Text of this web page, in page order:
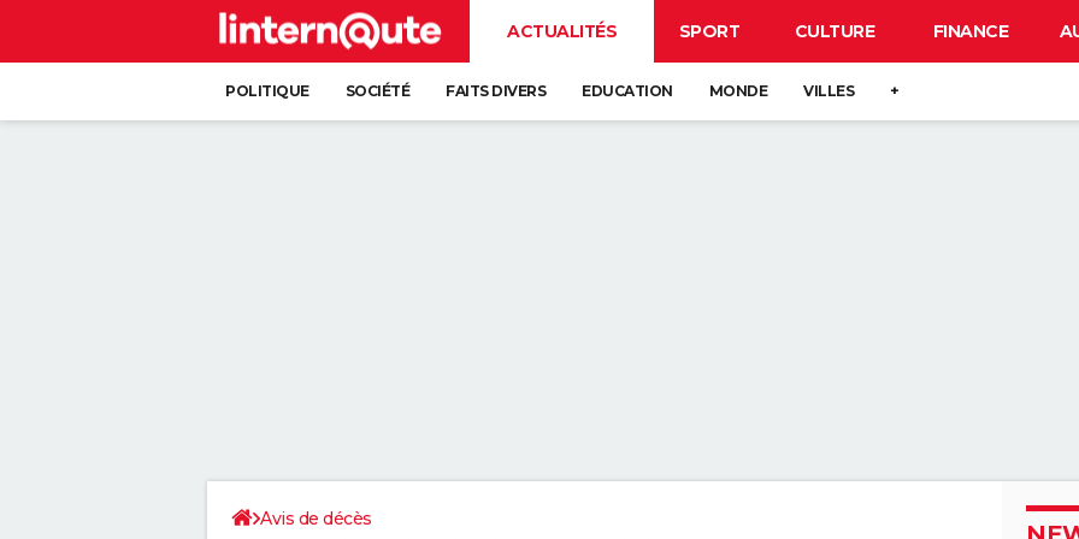
ACTUALITÉS SPORT CULTURE FINANCE
POLITIQUE SOCIÉTÉ FAITS DIVERS EDUCATION MONDE VILLES +
Avis de décès